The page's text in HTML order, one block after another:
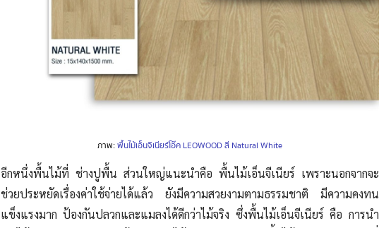
ภาพ:พื้นไม้เอ็นจิเนียร์โอ๊ค LEOWOOD สี Natural White
อีกหนึ่งพื้นไม้ที่ ช่างปูพื้น ส่วนใหญ่แนะนำคือ พื้นไม้เอ็นจีเนียร์ เพราะนอกจากจะ
ช่วยประหยัดเรื่องค่าใช้จ่ายได้แล้ว ยังมีความสวยงามตามธรรมชาติ มีความคงทน
แข็งแรงมาก ป้องกันปลวกและแมลงได้ดีกว่าไม้จริง ซึ่งพื้นไม้เอ็นจีเนียร์ คือ การนำ